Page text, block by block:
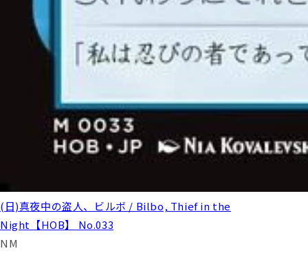
(日)真夜中の盗人、ビルボ / Bilbo, Thief in the
Night【HOB】 No.033
NM